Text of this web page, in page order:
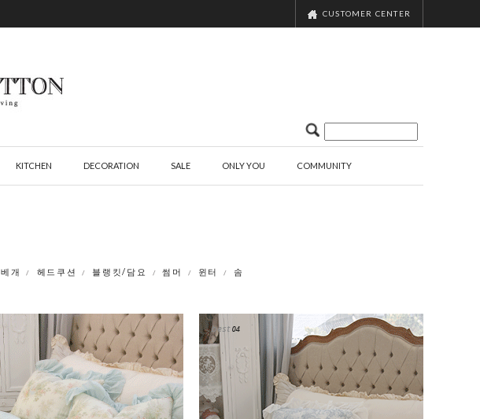
CUSTOMER CENTER
KITCHEN DECORATION SALE ONLY YOU COMMUNITY
베개 헤드쿠션 블랭킷/담요 썸머 윈터 솜